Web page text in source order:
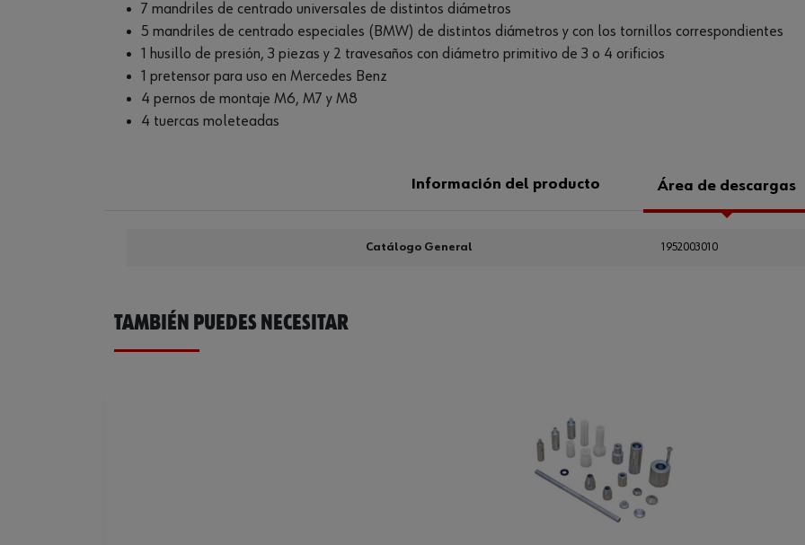
7 mandriles de centrado universales de distintos diámetros
5 mandriles de centrado especiales (BMW) de distintos diámetros y con los tornillos correspondientes
1 husillo de presión, 3 piezas y 2 travesaños con diámetro primitivo de 3 o 4 orificios
1 pretensor para uso en Mercedes Benz
4 pernos de montaje M6, M7 y M8
4 tuercas moleteadas
Información del producto Área de descargas
Catálogo General 1952003010
TAMBIÉN PUEDES NECESITAR